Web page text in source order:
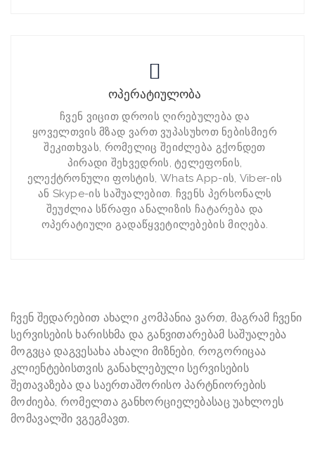
ოპერატიულობა
ჩვენ ვიცით დროის ღირებულება და
ყოველთვის მზად ვართ ვუპასუხოთ ნებისმიერ
შეკითხვას, რომელიც შეიძლება გქონდეთ
პირადი შეხვედრის, ტელეფონის,
ელექტრონული ფოსტის, Whats App-ის, Viber-ის
ან Skype-ის საშუალებით. ჩვენს პერსონალს
შეუძლია სწრაფი ანალიზის ჩატარება და
ოპერატიული გადაწყვეტილებების მიღება.
ჩვენ შედარებით ახალი კომპანია ვართ, მაგრამ ჩვენი
სერვისების ხარისხმა და განვითარებამ საშუალება
მოგვცა დაგვესახა ახალი მიზნები, როგორიცაა
კლიენტებისთვის განახლებული სერვისების
შეთავაზება და საერთაშორისო პარტნიორების
მოძიება, რომელთა განხორციელებასაც უახლოეს
მომავალში ვგეგმავთ.